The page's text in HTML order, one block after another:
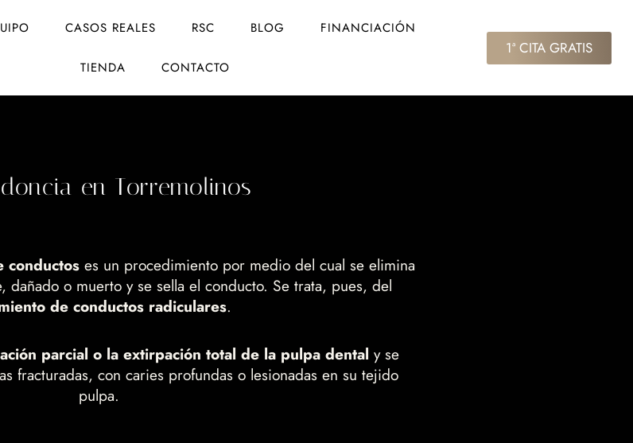
CASOS REALES RSC BLOG FINANCIACIÓN
TIENDA CONTACTO
1ª CITA GRATIS
en Torremolinos
conductos es un procedimiento por medio del cual se elimina
dañado o muerto y se sella el conducto. Se trata, pues, del
de conductos radiculares.
parcial o la extirpación total de la pulpa dental y se
fracturadas, con caries profundas o lesionadas en su tejido
pulpa.